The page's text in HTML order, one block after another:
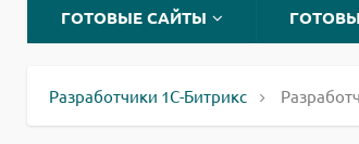
ГОТОВЫЕ САЙТЫ
Разработчики 1С-Битрикс